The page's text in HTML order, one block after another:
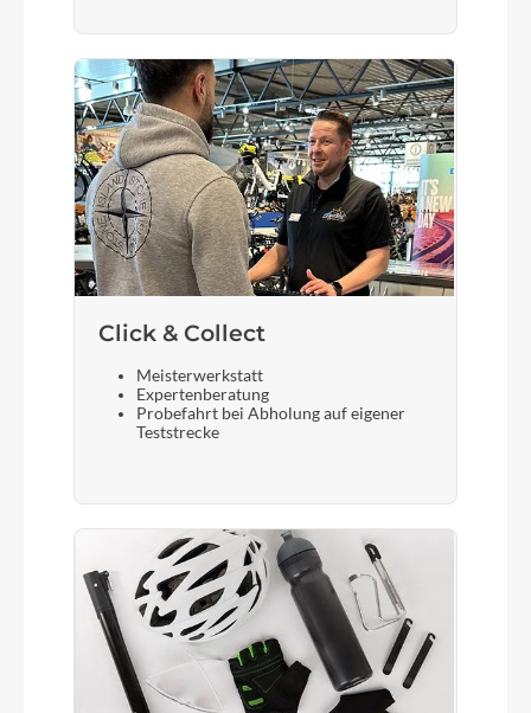
Bremshebel
Shimano
Steuersatz
Acros AZX-274, ZS56/28,6/ZS66/46
Sattel
Zecure
Display
Bosch Purion 200
Sattelstütze
Click & Collect
Meisterwerkstatt
Expertenberatung
Probefahrt bei Abholung auf eigener
Teststrecke